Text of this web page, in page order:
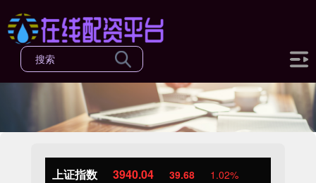
上证指数 3940.04 39.68 1.02%